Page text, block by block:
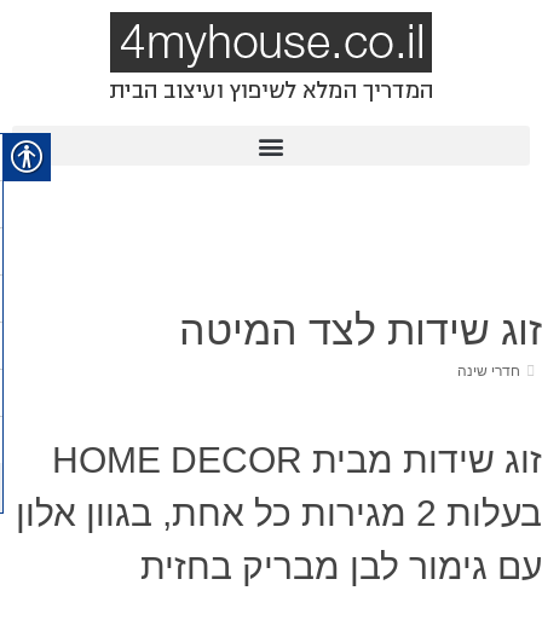
זוג שידות לצד המיטה
חדרי שינה
זוג שידות מבית HOME DECOR
בעלות 2 מגירות כל אחת, בגוון אלון
עם גימור לבן מבריק בחזית